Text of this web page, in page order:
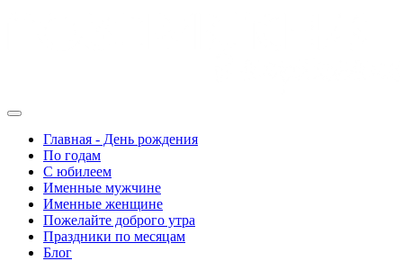
Главная - День рождения
По годам
С юбилеем
Именные мужчине
Именные женщине
Пожелайте доброго утра
Праздники по месяцам
Блог